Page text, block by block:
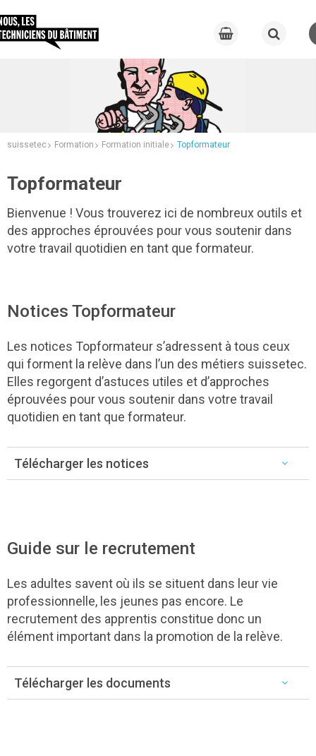
suissetec Formation Formation initiale Topformateur
Topformateur
Bienvenue ! Vous trouverez ici de nombreux outils et
des approches éprouvées pour vous soutenir dans
votre travail quotidien en tant que formateur.
Notices Topformateur
Les notices Topformateur s’adressent à tous ceux
qui forment la relève dans l’un des métiers suissetec.
Elles regorgent d’astuces utiles et d’approches
éprouvées pour vous soutenir dans votre travail
quotidien en tant que formateur.
Télécharger les notices
Guide sur le recrutement
Les adultes savent où ils se situent dans leur vie
professionnelle, les jeunes pas encore. Le
recrutement des apprentis constitue donc un
élément important dans la promotion de la relève.
Télécharger les documents